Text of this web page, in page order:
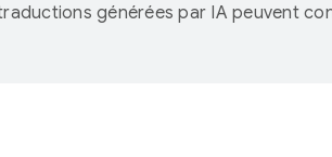
générées par IA peuvent